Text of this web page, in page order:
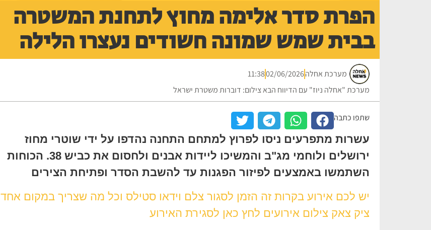
הפרת סדר אלימה מחוץ לתחנת המשטרה
בבית שמש שמונה חשודים נעצרו הלילה
מערכת אחלה02/06/2026
11:38
מערכת "אחלה ניוז" עם הדיווח הבא צילום: דוברות משטרת ישראל
שתפו כתבה
עשרות מתפרעים ניסו לפרוץ למתחם התחנה נהדפו על ידי שוטרי מחוז
ירושלים ולוחמי מג"ב והמשיכו ליידות אבנים ולחסום את כביש 38. הכוחות
השתמשו באמצעים לפיזור הפגנות עד להשבת הסדר ופתיחת הצירים
יש לכם אירוע בקרות זה הזמן לסגור צלם וידאו סטילס וכל מה שצריך במקום אחד
ציק צאק צילום אירועים לחץ כאן לסגירת האירוע